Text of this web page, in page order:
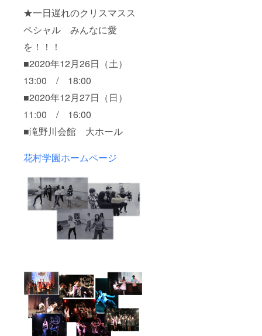
★一日遅れのクリスマスス
ペシャル みんなに愛
を！！！
■2020年12月26日（土）
13:00 / 18:00
■2020年12月27日（日）
11:00 / 16:00
■滝野川会館 大ホール
花村学園ホームページ